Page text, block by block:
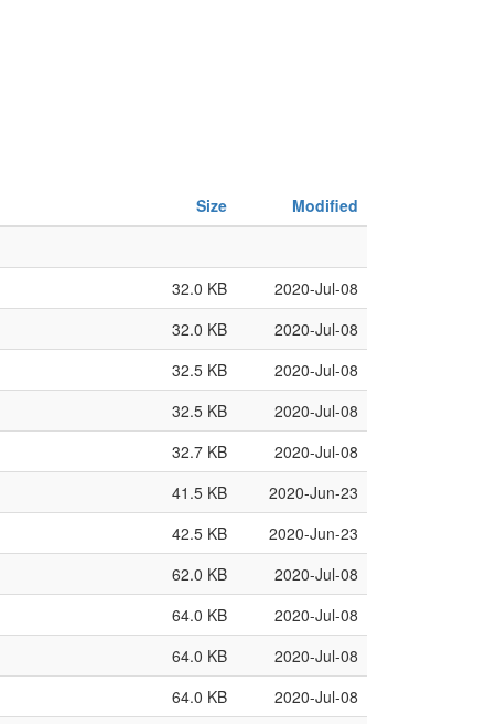
Size
Modified
32.0 KB
2020-Jul-08
32.0 KB
2020-Jul-08
32.5 KB
2020-Jul-08
32.5 KB
2020-Jul-08
32.7 KB
2020-Jul-08
41.5 KB
2020-Jun-23
42.5 KB
2020-Jun-23
62.0 KB
2020-Jul-08
64.0 KB
2020-Jul-08
64.0 KB
2020-Jul-08
64.0 KB
2020-Jul-08